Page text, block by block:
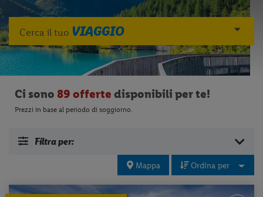
Cerca il tuo VIAGGIO
Ci sono 89 offerte disponibili per te!
Prezzi in base al periodo di soggiorno.
Filtra per:
Mappa Ordina per